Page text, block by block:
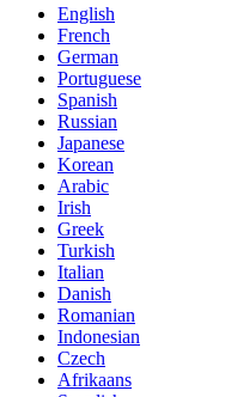
English
French
German
Portuguese
Spanish
Russian
Japanese
Korean
Arabic
Irish
Greek
Turkish
Italian
Danish
Romanian
Indonesian
Czech
Afrikaans